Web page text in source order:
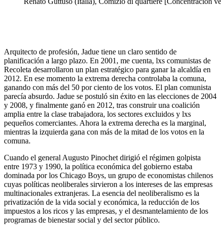
Arquitecto de profesión, Jadue tiene un claro sentido de
planificación a largo plazo. En 2001, me cuenta, lxs comunistas de
Recoleta desarrollaron un plan estratégico para ganar la alcaldía en
2012. En ese momento la extrema derecha controlaba la comuna,
ganando con más del 50 por ciento de los votos. El plan comunista
parecía absurdo. Jadue se postuló sin éxito en las elecciones de 2004
y 2008, y finalmente ganó en 2012, tras construir una coalición
amplia entre la clase trabajadora, los sectores excluidos y lxs
pequeños comerciantes. Ahora la extrema derecha es la marginal,
mientras la izquierda gana con más de la mitad de los votos en la
comuna.
Cuando el general Augusto Pinochet dirigió el régimen golpista
entre 1973 y 1990, la política económica del gobierno estaba
dominada por los Chicago Boys, un grupo de economistas chilenos
cuyas políticas neoliberales sirvieron a los intereses de las empresas
multinacionales extranjeras. La esencia del neoliberalismo es la
privatización de la vida social y económica, la reducción de los
impuestos a los ricos y las empresas, y el desmantelamiento de los
programas de bienestar social y del sector público.